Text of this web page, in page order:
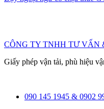
CÔNG TY TNHH TƯ VẤN
Giấy phép vận tải, phù hiệu
090 145 1945 & 0902